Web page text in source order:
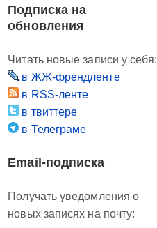
Подписка на
обновления
Читать новые записи у себя:
в ЖЖ-френдленте
в RSS-ленте
в твиттере
в Телеграме
Email-подписка
Получать уведомления о
новых записях на почту: